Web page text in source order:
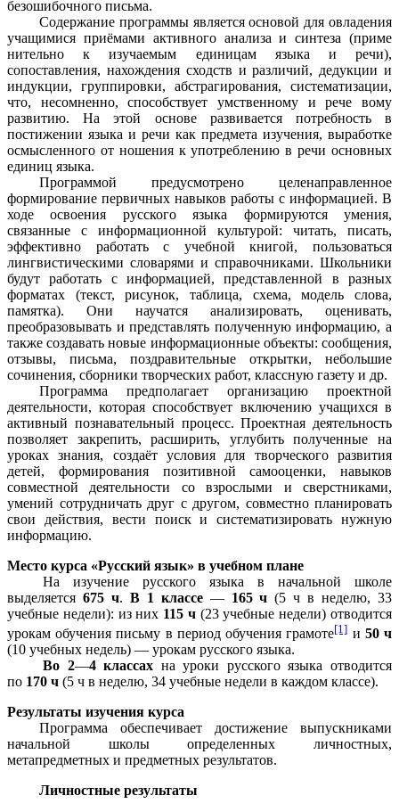
безошибочного письма.
Содержание программы является основой для овладения
учащимися приёмами активного анализа и синтеза (приме
нительно к изучаемым единицам языка и речи),
сопоставления, нахождения сходств и различий, дедукции и
индукции, группировки, абстрагирования, систематизации,
что, несомненно, способствует умственному и рече вому
развитию. На этой основе развивается потребность в
постижении языка и речи как предмета изучения, выработке
осмысленного от ношения к употреблению в речи основных
единиц языка.
Программой предусмотрено целенаправленное
формирование первичных навыков работы с информацией. В
ходе освоения русского языка формируются умения,
связанные с информационной культурой: читать, писать,
эффективно работать с учебной книгой, пользоваться
лингвистическими словарями и справочниками. Школьники
будут работать с информацией, представленной в разных
форматах (текст, рисунок, таблица, схема, модель слова,
памятка). Они научатся анализировать, оценивать,
преобразовывать и представлять полученную информацию, а
также создавать новые информационные объекты: сообщения,
отзывы, письма, поздравительные открытки, небольшие
сочинения, сборники творческих работ, классную газету и др.
Программа предполагает организацию проектной
деятельности, которая способствует включению учащихся в
активный познавательный процесс. Проектная деятельность
позволяет закрепить, расширить, углубить полученные на
уроках знания, создаёт условия для творческого развития
детей, формирования позитивной самооценки, навыков
совместной деятельности со взрослыми и сверстниками,
умений сотрудничать друг с другом, совместно планировать
свои действия, вести поиск и систематизировать нужную
информацию.
Место курса «Русский язык» в учебном плане
На изучение русского языка в начальной школе
выделяется 675 ч. В 1 классе— 165 ч (5 ч в неделю, 33
учебные недели): из них 115 ч(23 учебные недели) отводится
урокам обучения письму в период обучения грамоте[1] и 50 ч
(10 учебных недель) — урокам русского языка.
Во 2—4 классах на уроки русского языка отводится
по 170 ч (5 ч в неделю, 34 учебные недели в каждом классе).
Результаты изучения курса
Программа обеспечивает достижение выпускниками
начальной школы определенных личностных,
метапредметных и предметных результатов.
Личностные результаты